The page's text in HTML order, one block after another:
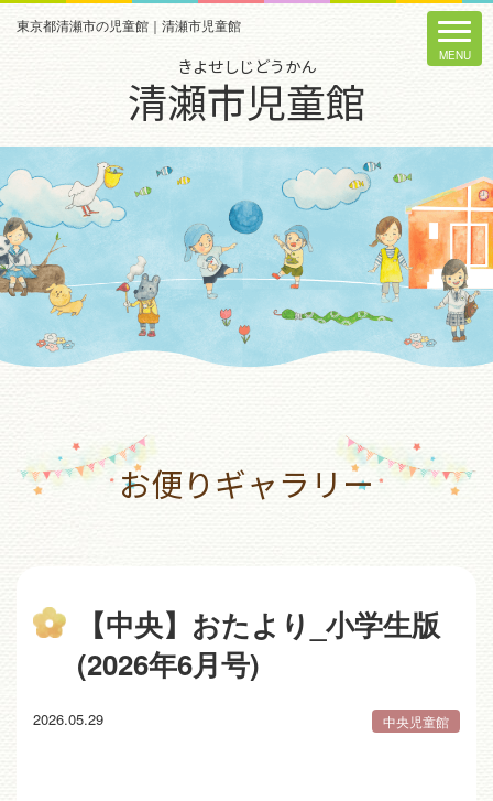
東京都清瀬市の児童館｜清瀬市児童館
きよせしじどうかん
清瀬市児童館
お便りギャラリー
【中央】おたより_小学生版
(2026年6月号)
2026.05.29 中央児童館